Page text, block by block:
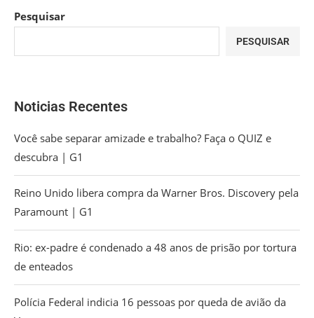
Pesquisar
PESQUISAR
Noticias Recentes
Você sabe separar amizade e trabalho? Faça o QUIZ e
descubra | G1
Reino Unido libera compra da Warner Bros. Discovery pela
Paramount | G1
Rio: ex-padre é condenado a 48 anos de prisão por tortura
de enteados
Polícia Federal indicia 16 pessoas por queda de avião da